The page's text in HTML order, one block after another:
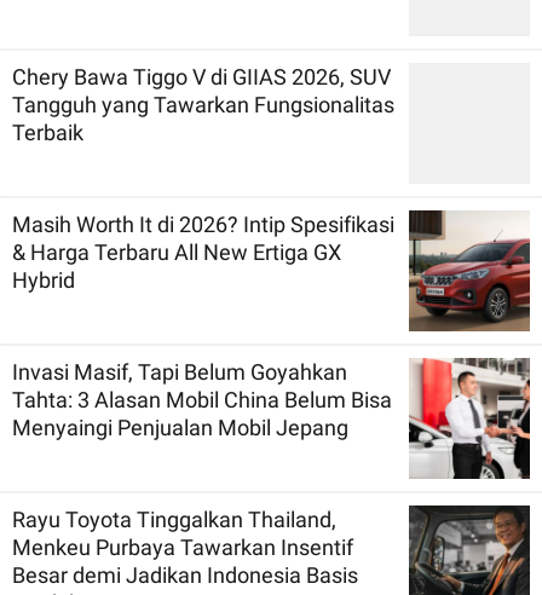
Chery Bawa Tiggo V di GIIAS 2026, SUV
Tangguh yang Tawarkan Fungsionalitas
Terbaik
Masih Worth It di 2026? Intip Spesifikasi
& Harga Terbaru All New Ertiga GX
Hybrid
Invasi Masif, Tapi Belum Goyahkan
Tahta: 3 Alasan Mobil China Belum Bisa
Menyaingi Penjualan Mobil Jepang
Rayu Toyota Tinggalkan Thailand,
Menkeu Purbaya Tawarkan Insentif
Besar demi Jadikan Indonesia Basis